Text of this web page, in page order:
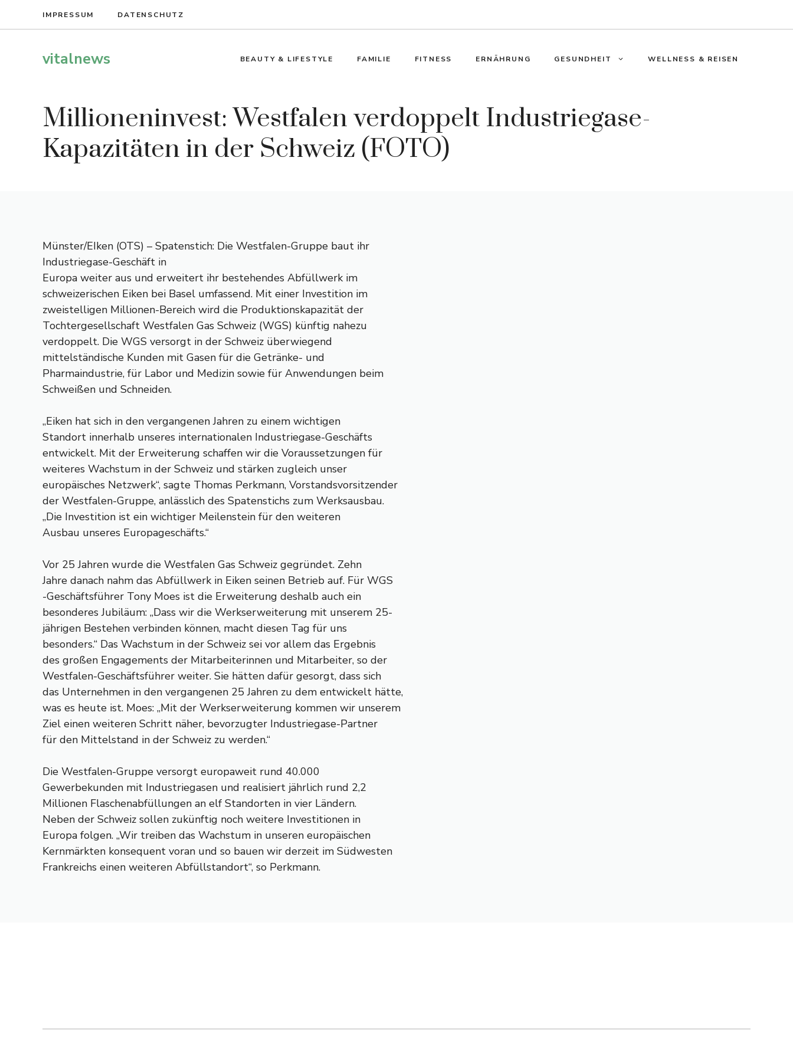
IMPRESSUM DATENSCHUTZ
vitalnews BEAUTY & LIFESTYLE FAMILIE FITNESS ERNÄHRUNG GESUNDHEIT WELLNESS & REISEN
Millioneninvest: Westfalen verdoppelt Industriegase-
Kapazitäten in der Schweiz (FOTO)
Münster/EIken (OTS) – Spatenstich: Die Westfalen-Gruppe baut ihr
Industriegase-Geschäft in
Europa weiter aus und erweitert ihr bestehendes Abfüllwerk im
schweizerischen Eiken bei Basel umfassend. Mit einer Investition im
zweistelligen Millionen-Bereich wird die Produktionskapazität der
Tochtergesellschaft Westfalen Gas Schweiz (WGS) künftig nahezu
verdoppelt. Die WGS versorgt in der Schweiz überwiegend
mittelständische Kunden mit Gasen für die Getränke- und
Pharmaindustrie, für Labor und Medizin sowie für Anwendungen beim
Schweißen und Schneiden.
„Eiken hat sich in den vergangenen Jahren zu einem wichtigen
Standort innerhalb unseres internationalen Industriegase-Geschäfts
entwickelt. Mit der Erweiterung schaffen wir die Voraussetzungen für
weiteres Wachstum in der Schweiz und stärken zugleich unser
europäisches Netzwerk“, sagte Thomas Perkmann, Vorstandsvorsitzender
der Westfalen-Gruppe, anlässlich des Spatenstichs zum Werksausbau.
„Die Investition ist ein wichtiger Meilenstein für den weiteren
Ausbau unseres Europageschäfts.“
Vor 25 Jahren wurde die Westfalen Gas Schweiz gegründet. Zehn
Jahre danach nahm das Abfüllwerk in Eiken seinen Betrieb auf. Für WGS
-Geschäftsführer Tony Moes ist die Erweiterung deshalb auch ein
besonderes Jubiläum: „Dass wir die Werkserweiterung mit unserem 25-
jährigen Bestehen verbinden können, macht diesen Tag für uns
besonders.“ Das Wachstum in der Schweiz sei vor allem das Ergebnis
des großen Engagements der Mitarbeiterinnen und Mitarbeiter, so der
Westfalen-Geschäftsführer weiter. Sie hätten dafür gesorgt, dass sich
das Unternehmen in den vergangenen 25 Jahren zu dem entwickelt hätte,
was es heute ist. Moes: „Mit der Werkserweiterung kommen wir unserem
Ziel einen weiteren Schritt näher, bevorzugter Industriegase-Partner
für den Mittelstand in der Schweiz zu werden.“
Die Westfalen-Gruppe versorgt europaweit rund 40.000
Gewerbekunden mit Industriegasen und realisiert jährlich rund 2,2
Millionen Flaschenabfüllungen an elf Standorten in vier Ländern.
Neben der Schweiz sollen zukünftig noch weitere Investitionen in
Europa folgen. „Wir treiben das Wachstum in unseren europäischen
Kernmärkten konsequent voran und so bauen wir derzeit im Südwesten
Frankreichs einen weiteren Abfüllstandort“, so Perkmann.